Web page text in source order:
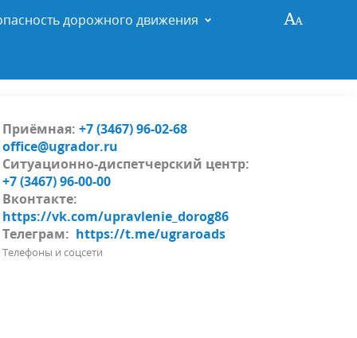
дорожного движения
Приёмная: +7 (3467) 96-02-68
office@ugrador.ru
Ситуационно-диспетчерский центр:
+7 (3467) 96-00-00
Вконтакте:
https://vk.com/upravlenie_dorog86
Телеграм: https://t.me/ugraroads
Телефоны и соцсети